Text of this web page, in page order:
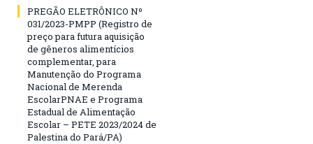
PREGÃO ELETRÔNICO Nº
031/2023-PMPP (Registro de
preço para futura aquisição
de gêneros alimentícios
complementar, para
Manutenção do Programa
Nacional de Merenda
EscolarPNAE e Programa
Estadual de Alimentação
Escolar – PETE 2023/2024 de
Palestina do Pará/PA)